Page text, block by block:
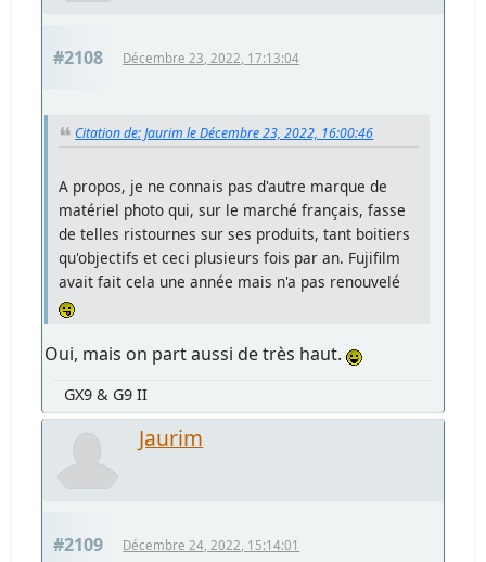
#2108 Décembre 23, 2022, 17:13:04
Citation de: Jaurim le Décembre 23, 2022, 16:00:46
A propos, je ne connais pas d'autre marque de
matériel photo qui, sur le marché français, fasse
de telles ristournes sur ses produits, tant boitiers
qu'objectifs et ceci plusieurs fois par an. Fujifilm
avait fait cela une année mais n'a pas renouvelé
Oui, mais on part aussi de très haut.
GX9 & G9 II
Jaurim
#2109 Décembre 24, 2022, 15:14:01